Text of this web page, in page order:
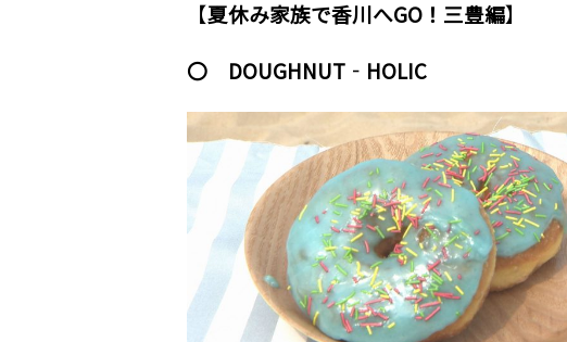
【夏休み家族で香川へGO！三豊編】
〇 DOUGHNUT‐HOLIC